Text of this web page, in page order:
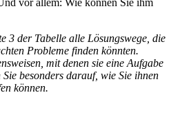
3 der Tabelle alle Lösungswege, die
Probleme finden könnten.
mit denen sie eine Aufgabe
besonders darauf, wie Sie ihnen
können.